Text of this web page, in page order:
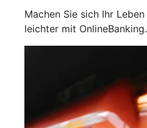
Machen Sie sich Ihr
leichter mit OnlineBanking.